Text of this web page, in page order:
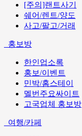
[주의]랜트사기
쉐어/렌트/양도
사고/팔고/거래
홍보방
한인업소록
홍보/이벤트
민박/홈스테이
멜번주요싸이트
고국업체 홍보방
여행/카페